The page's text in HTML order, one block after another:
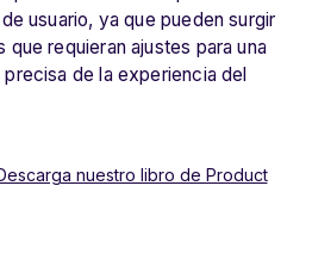
usuario, ya que pueden surgir
que requieran ajustes para una
de la experiencia del
nuestro libro de Product